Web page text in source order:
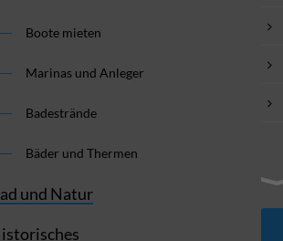
Boote mieten
Marinas und Anleger
Badestrände
Bäder und Thermen
und Natur